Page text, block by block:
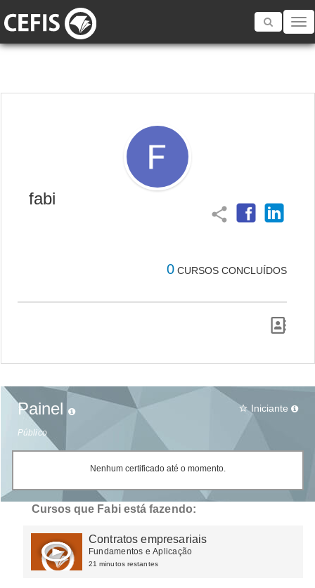
Toggle
fabi
share
0 CURSOS CONCLUÍDOS
Painel
Público
star_border Iniciante
Nenhum certificado até o momento.
Cursos que Fabi está fazendo:
Contratos empresariais
Fundamentos e Aplicação
21 minutos restantes